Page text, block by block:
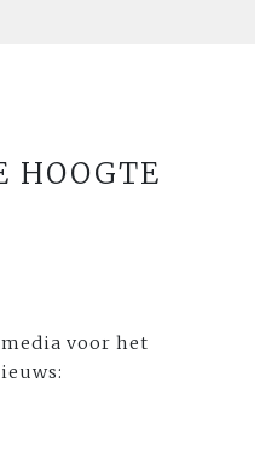
HOOGTE
voor het